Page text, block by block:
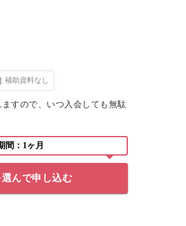
補助資料なし
すので、いつ入会しても無駄
間：1ヶ月
んで申し込む